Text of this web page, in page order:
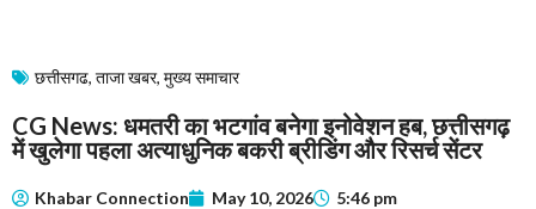
छत्तीसगढ, ताजा खबर, मुख्य समाचार​
CG News: धमतरी का भटगांव बनेगा इनोवेशन हब, छत्तीसगढ़
में खुलेगा पहला अत्याधुनिक बकरी ब्रीडिंग और रिसर्च सेंटर
Khabar Connection May 10, 2026 5:46 pm